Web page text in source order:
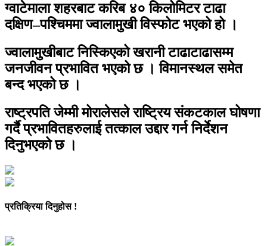
ग्वाटेमाला शहरबाट करिब ४० किलोमिटर टाढा
दक्षिण–पश्चिममा ज्वालामुखी विस्फोट भएको हो ।
ज्वालामुखीबाट निस्किएको खरानी टाढाटाढासम्म
जनजीवन प्रभावित भएको छ । विमानस्थल समेत
बन्द भएको छ ।
राष्ट्रपति जेम्मी मोरालेसले राष्ट्रिय संकटकाल घोषणा
गर्दै प्रभावितहरुलाई तत्काल उद्दार गर्न निर्देशन
दिनुभएको छ ।
प्रतिक्रिया दिनुहोस !